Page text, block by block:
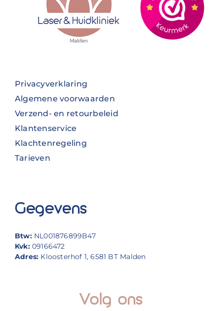
Privacyverklaring
Algemene voorwaarden
Verzend- en retourbeleid
Klantenservice
Klachtenregeling
Tarieven
Gegevens
Btw: NL001876899B47
Kvk:09166472
Adres: Kloosterhof 1, 6581 BT Malden
Volg ons